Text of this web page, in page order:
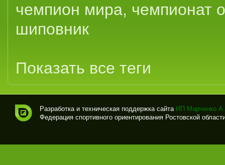
чемпион мира, чемпионат
шиповник
Показать все теги
вно
Разработка и техническая поддержка сайта ИП Марченко
Федерация спортивного ориентирования Ростовской